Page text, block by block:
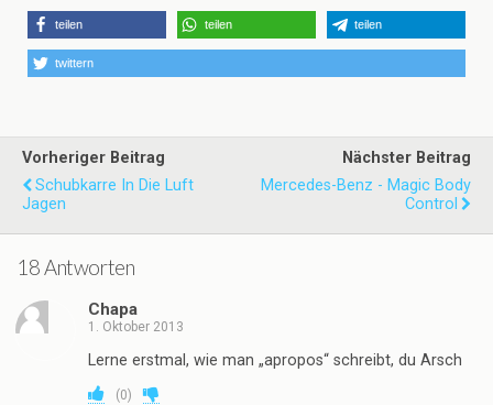
teilen teilen teilen
twittern
Vorheriger Beitrag
Schubkarre In Die Luft
Jagen
Nächster Beitrag
Mercedes-Benz - Magic Body
Control
18 Antworten
Chapa
1. Oktober 2013
Lerne erstmal, wie man „apropos“ schreibt, du Arsch
(0)